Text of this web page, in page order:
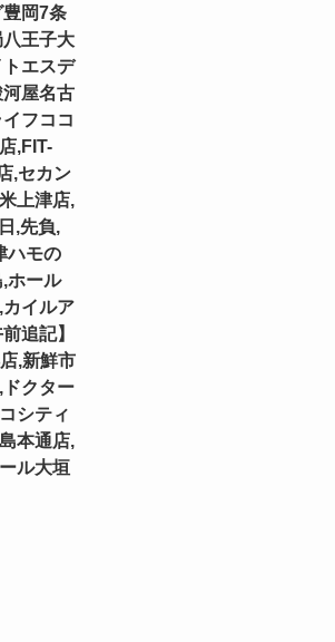
岡7条
王子大
エスデ
屋名古
フココ
,FIT-
,セカン
上津店,
,先負,
ハモの
ホール
イルア
追記】
,新鮮市
クター
シティ
本通店,
ル大垣